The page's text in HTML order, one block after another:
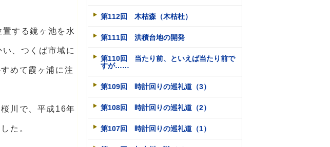
置する鏡ヶ池を水
、つくば市域に
めて霞ヶ浦に注
川で、平成16年
た。
第112回 木枯森（木枯杜）
第111回 洪積台地の開発
第110回 当たり前、といえば当たり前で
すが……
第109回 時計回りの巡礼道（3）
第108回 時計回りの巡礼道（2）
第107回 時計回りの巡礼道（1）